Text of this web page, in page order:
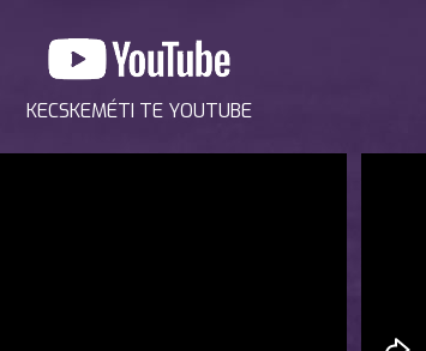
KECSKEMÉTI TE YOUTUBE